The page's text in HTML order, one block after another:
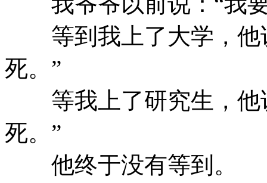
等到我上了大学，他
死。”
等我上了研究生，他
死。”
他终于没有等到。